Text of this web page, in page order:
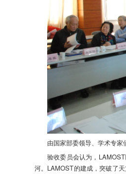
由国家部委领导、学术专
验收委员会认为，
河。LAMOST的建成，突破了